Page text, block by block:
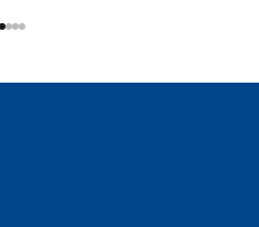
Gehe zu Element 1
Gehe zu Element 2
Gehe zu Element 3
Gehe zu Element 4